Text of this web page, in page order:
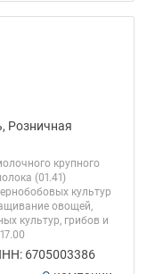
Розничная
крупного
(01.41)
культур
овощей,
культур, грибов и
6705003386